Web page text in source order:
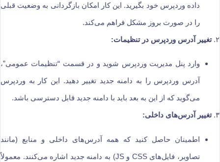
داده وردپرس خود بگیرید. این کار امکان بازگردانی به وضعیت قبلی
را در صورت بروز مشکل فراهم می‌کند.
۲. تغییر آدرس وردپرس در تنظیمات:
وارد پنل مدیریت وردپرس شوید و در قسمت “تنظیمات عمومی”،
آدرس وردپرس را به دامنه جدید تغییر دهید. این کار به وردپرس
می‌گوید که از این به بعد باید با دامنه جدید قابل دسترسی باشد.
۳. تغییر آدرس‌های داخلی:
اطمینان حاصل کنید که همه آدرس‌های داخلی و منابع (مانند
تصاویر، فایل‌های CSS و JS) به دامنه جدید اشاره می‌کنند. معمولاً